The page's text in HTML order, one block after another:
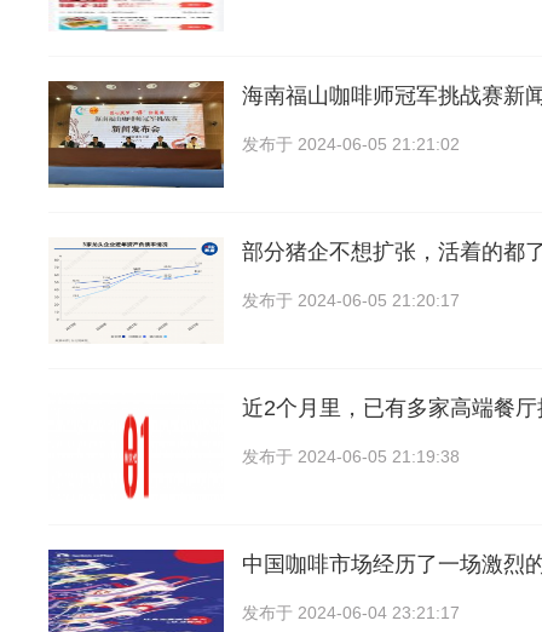
海南福山咖啡师冠军挑战赛新
发布于 2024-06-05 21:21:02
部分猪企不想扩张，活着的都
发布于 2024-06-05 21:20:17
近2个月里，已有多家高端餐
发布于 2024-06-05 21:19:38
中国咖啡市场经历了一场激烈
发布于 2024-06-04 23:21:17